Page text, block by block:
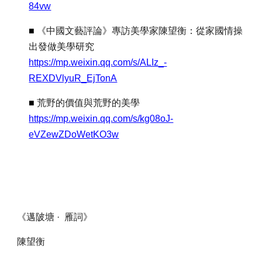
84vw
■
《中國文藝評論》專訪美學家陳望衡：從家國情操
出發做美學研究
https://mp.weixin.qq.com/s/ALIz_-
REXDVlyuR_EjTonA
■荒野的價值與荒野的美學
https://mp.weixin.qq.com/s/kg08oJ-
eVZewZDoWetKO3w
《邁陂塘 · 雁詞》
陳望衡